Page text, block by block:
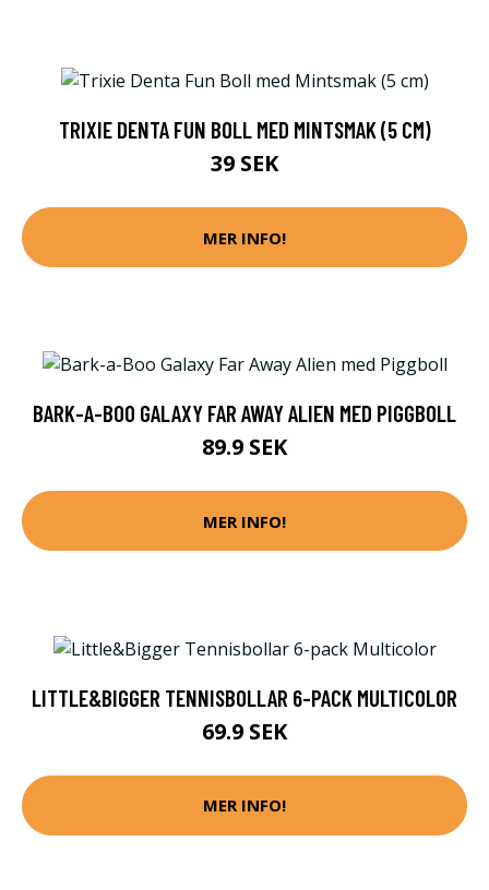
TRIXIE DENTA FUN BOLL MED MINTSMAK (5 CM)
39 SEK
MER INFO!
BARK-A-BOO GALAXY FAR AWAY ALIEN MED PIGGBOLL
89.9 SEK
MER INFO!
LITTLE&BIGGER TENNISBOLLAR 6-PACK MULTICOLOR
69.9 SEK
MER INFO!